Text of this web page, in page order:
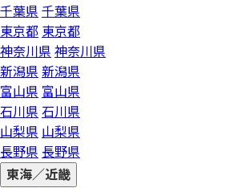
千葉県 千葉県
東京都 東京都
神奈川県 神奈川県
新潟県 新潟県
富山県 富山県
石川県 石川県
山梨県 山梨県
長野県 長野県
東海／近畿